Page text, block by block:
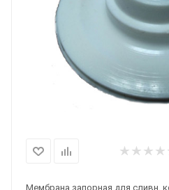
Мембрана запорная для сливн.